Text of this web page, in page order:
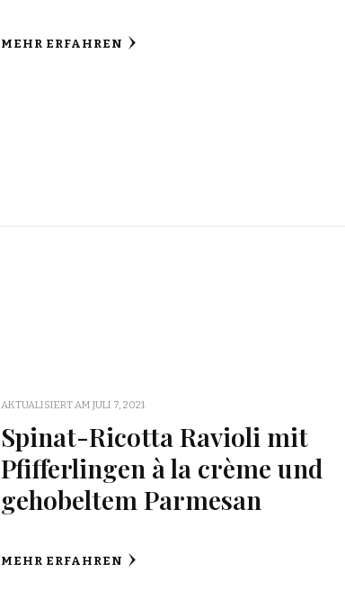
MEHR ERFAHREN
AKTUALISIERT AMJULI 7, 2021
Spinat-Ricotta Ravioli mit
Pfifferlingen à la crème und
gehobeltem Parmesan
MEHR ERFAHREN